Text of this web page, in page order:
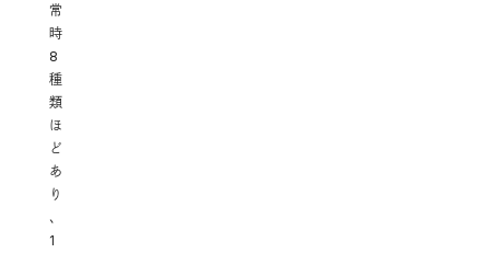
常
時
8
種
類
ほ
ど
あ
り
、
1